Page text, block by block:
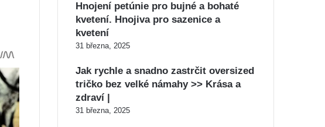
Hnojení petúnie pro bujné a bohaté
kvetení. Hnojiva pro sazenice a
kvetení
31 března, 2025
Jak rychle a snadno zastrčit oversized
tričko bez velké námahy >> Krása a
zdraví |
31 března, 2025